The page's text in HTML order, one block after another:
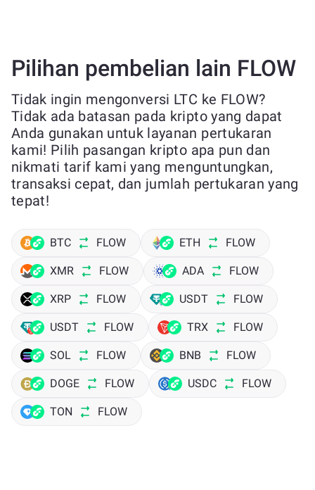
Pilihan pembelian lain FLOW
Tidak ingin mengonversi LTC ke FLOW?
Tidak ada batasan pada kripto yang dapat
Anda gunakan untuk layanan pertukaran
kami! Pilih pasangan kripto apa pun dan
nikmati tarif kami yang menguntungkan,
transaksi cepat, dan jumlah pertukaran yang
tepat!
BTC FLOW ETH FLOW
XMR FLOW ADA FLOW
XRP FLOW USDT FLOW
USDT FLOW TRX FLOW
SOL FLOW BNB FLOW
DOGE FLOW USDC FLOW
TON FLOW